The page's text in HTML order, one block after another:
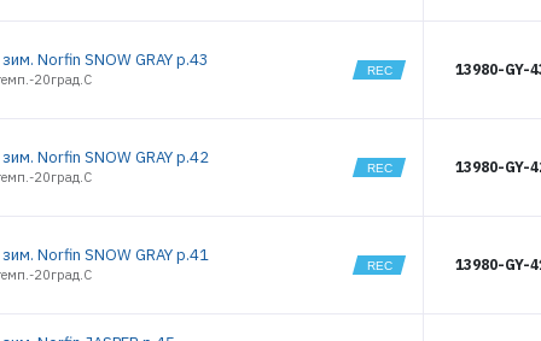
Norfin SNOW GRAY р.43
20град.С
13980-GY-
Norfin SNOW GRAY р.42
20град.С
13980-GY-
Norfin SNOW GRAY р.41
20град.С
13980-GY-